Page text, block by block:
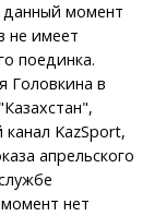
данный момент
не имеет
поединка.
Головкина в
KazSport,
апрельского
нет